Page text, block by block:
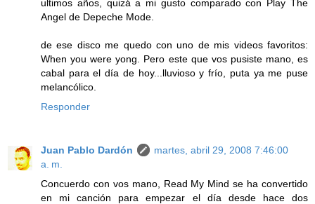
ultimos años, quizá a mi gusto comparado con Play The
Angel de Depeche Mode.
de ese disco me quedo con uno de mis videos favoritos:
When you were yong. Pero este que vos pusiste mano, es
cabal para el día de hoy...lluvioso y frío, puta ya me puse
melancólico.
Responder
Juan Pablo Dardón
martes, abril 29, 2008 7:46:00
a. m.
Concuerdo con vos mano, Read My Mind se ha convertido
en mi canción para empezar el día desde hace dos